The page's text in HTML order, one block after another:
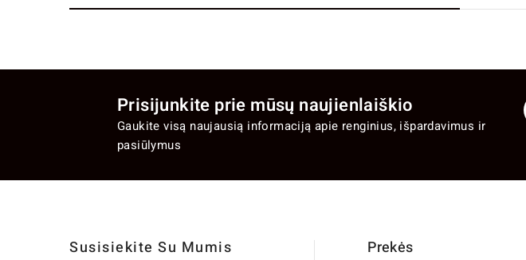
Prisijunkite prie mūsų naujienlaiškio
Gaukite visą naujausią informaciją apie renginius, išpardavimus ir
pasiūlymus
Susisiekite Su Mumis Prekės